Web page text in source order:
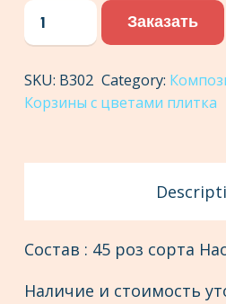
Корзина
с
№17
quantity
Заказать
SKU: В302 Category:
Корзины с цветами плитка
Состав : 45 роз сорта
Наличие и стоимость